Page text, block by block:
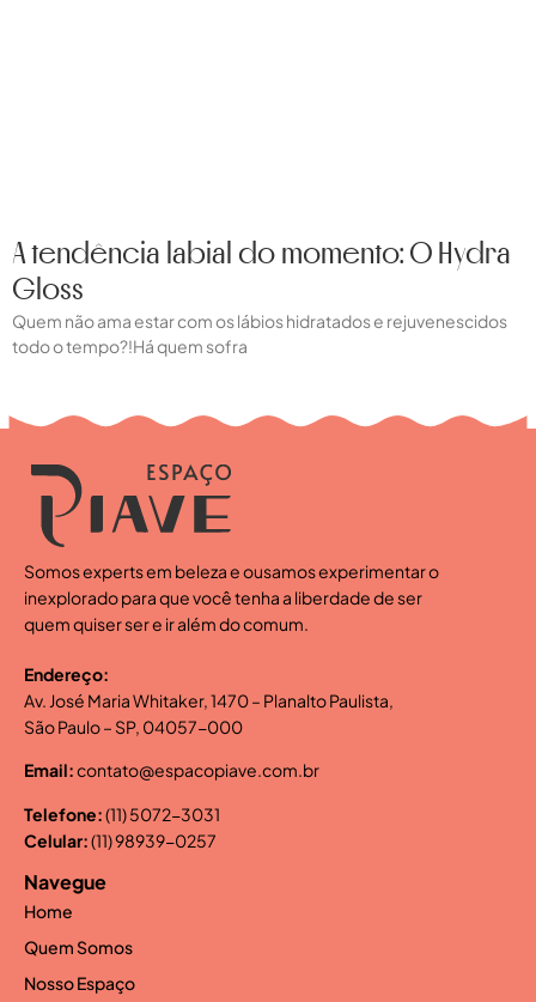
A tendência labial do momento: O Hydra
Gloss
Quem não ama estar com os lábios hidratados e rejuvenescidos
todo o tempo?!Há quem sofra
Somos experts em beleza e ousamos experimentar o
inexplorado para que você tenha a liberdade de ser
quem quiser ser e ir além do comum.
Endereço:
Av. José Maria Whitaker, 1470 – Planalto Paulista,
São Paulo – SP, 04057-000
Email:contato@espacopiave.com.br
Telefone:(11) 5072-3031
Celular:(11) 98939-0257
Navegue
Home
Quem Somos
Nosso Espaço